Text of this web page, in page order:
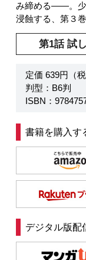
み締める――。少
浸蝕する、第３巻
第1話 試
定価 639円
判型：B6判
ISBN：
書籍を購入す
デジタル版配